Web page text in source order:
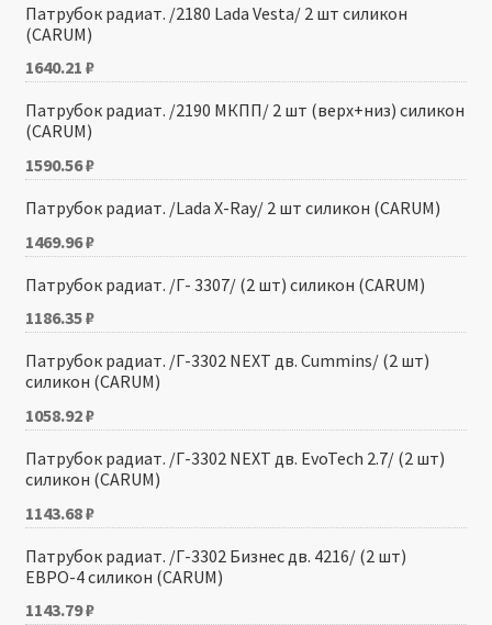
Патрубок радиат. /2180 Lada Vesta/ 2 шт силикон
(CARUM)
1640.21 ₽
Патрубок радиат. /2190 МКПП/ 2 шт (верх+низ) силикон
(CARUM)
1590.56₽
Патрубок радиат. /Lada X-Ray/ 2 шт силикон (CARUM)
1469.96₽
Патрубок радиат. /Г- 3307/ (2 шт) силикон (CARUM)
1186.35₽
Патрубок радиат. /Г-3302 NEXT дв. Cummins/ (2 шт)
силикон (CARUM)
1058.92₽
Патрубок радиат. /Г-3302 NEXT дв. EvoTech 2.7/ (2 шт)
силикон (CARUM)
1143.68₽
Патрубок радиат. /Г-3302 Бизнес дв. 4216/ (2 шт)
ЕВРО-4 силикон (CARUM)
1143.79₽